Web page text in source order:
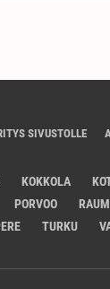
SIVUSTOLLE
KOKKOLA
PORVOO
TURKU